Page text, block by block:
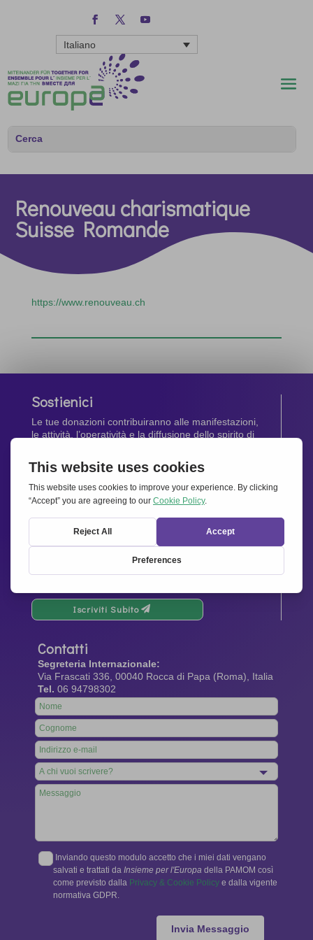
Italiano
Renouveau charismatique
Suisse Romande
https://www.renouveau.ch
Sostienici
Le tue donazioni contribuiranno alle manifestazioni,
le attività, l’operatività e la diffusione dello spirito di
Dona Ora
Newsletter
Rimani aggiornato di tutte le ultime notizie dalla
Iscriviti Subito
Contatti
Segreteria Internazionale:
Via Frascati 336, 00040 Rocca di Papa (Roma), Italia
Tel. 06 94798302
Leave
this
field
blank
Inviando questo modulo accetto che i miei dati vengano
salvati e trattati da Insieme per l'Europa della PAMOM così
come previsto dalla Privacy & Cookie Policy e dalla vigente
normativa GDPR.
Invia Messaggio